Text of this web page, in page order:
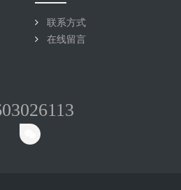
联系方式
在线留言